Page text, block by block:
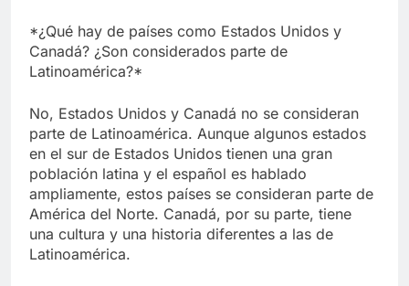
*¿Qué hay de países como Estados Unidos y
Canadá? ¿Son considerados parte de
Latinoamérica?*
No, Estados Unidos y Canadá no se consideran
parte de Latinoamérica. Aunque algunos estados
en el sur de Estados Unidos tienen una gran
población latina y el español es hablado
ampliamente, estos países se consideran parte de
América del Norte. Canadá, por su parte, tiene
una cultura y una historia diferentes a las de
Latinoamérica.